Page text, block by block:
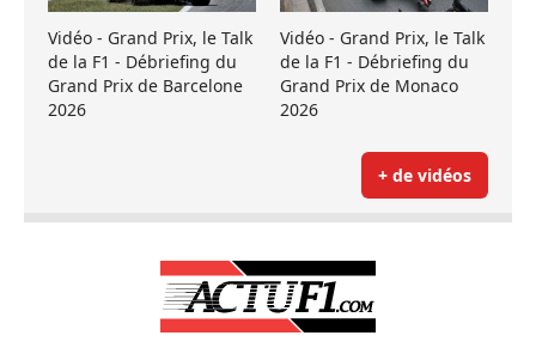
Vidéo - Grand Prix, le Talk
de la F1 - Débriefing du
Grand Prix de Barcelone
2026
Vidéo - Grand Prix, le Talk
de la F1 - Débriefing du
Grand Prix de Monaco
2026
+ de vidéos